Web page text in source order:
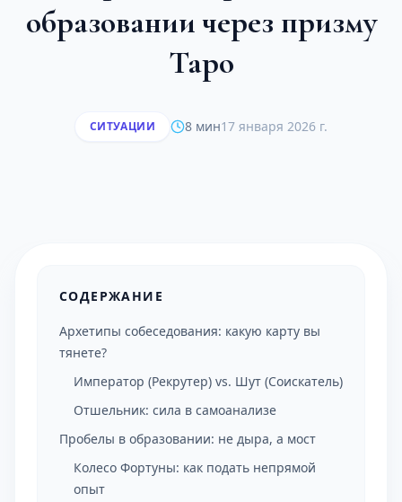
образовании через призму
Таро
СИТУАЦИИ 8 мин17 января 2026 г.
СОДЕРЖАНИЕ
Архетипы собеседования: какую карту вы
тянете?
Император (Рекрутер) vs. Шут (Соискатель)
Отшельник: сила в самоанализе
Пробелы в образовании: не дыра, а мост
Колесо Фортуны: как подать непрямой
опыт